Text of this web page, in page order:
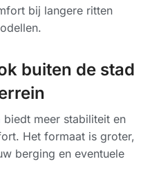
bij langere ritten
buiten de stad
biedt meer stabiliteit en
Het formaat is groter,
berging en eventuele